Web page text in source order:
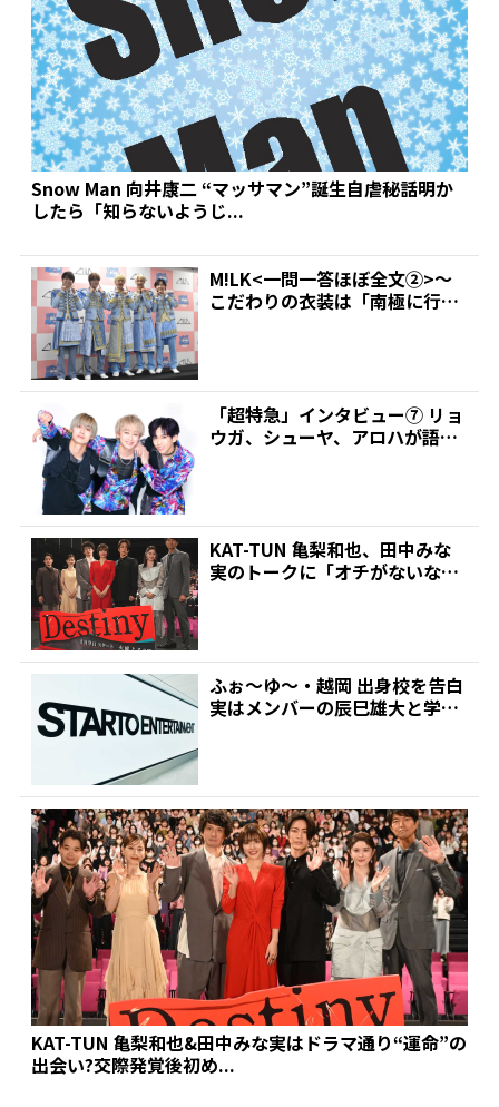
Snow Man 向井康二 “マッサマン”誕生自虐秘話明か
したら「知らないようじ...
M!LK<一問一答ほぼ全文②>～
こだわりの衣装は「南極に行け
「超特急」インタビュー⑦ リョ
ウガ、シューヤ、アロハが語る
KAT-TUN 亀梨和也、田中みな
実のトークに「オチがないな」
ふぉ～ゆ～・越岡 出身校を告白
実はメンバーの辰巳雄大と学生
KAT-TUN 亀梨和也&田中みな実はドラマ通り“運命”の
出会い?交際発覚後初め...